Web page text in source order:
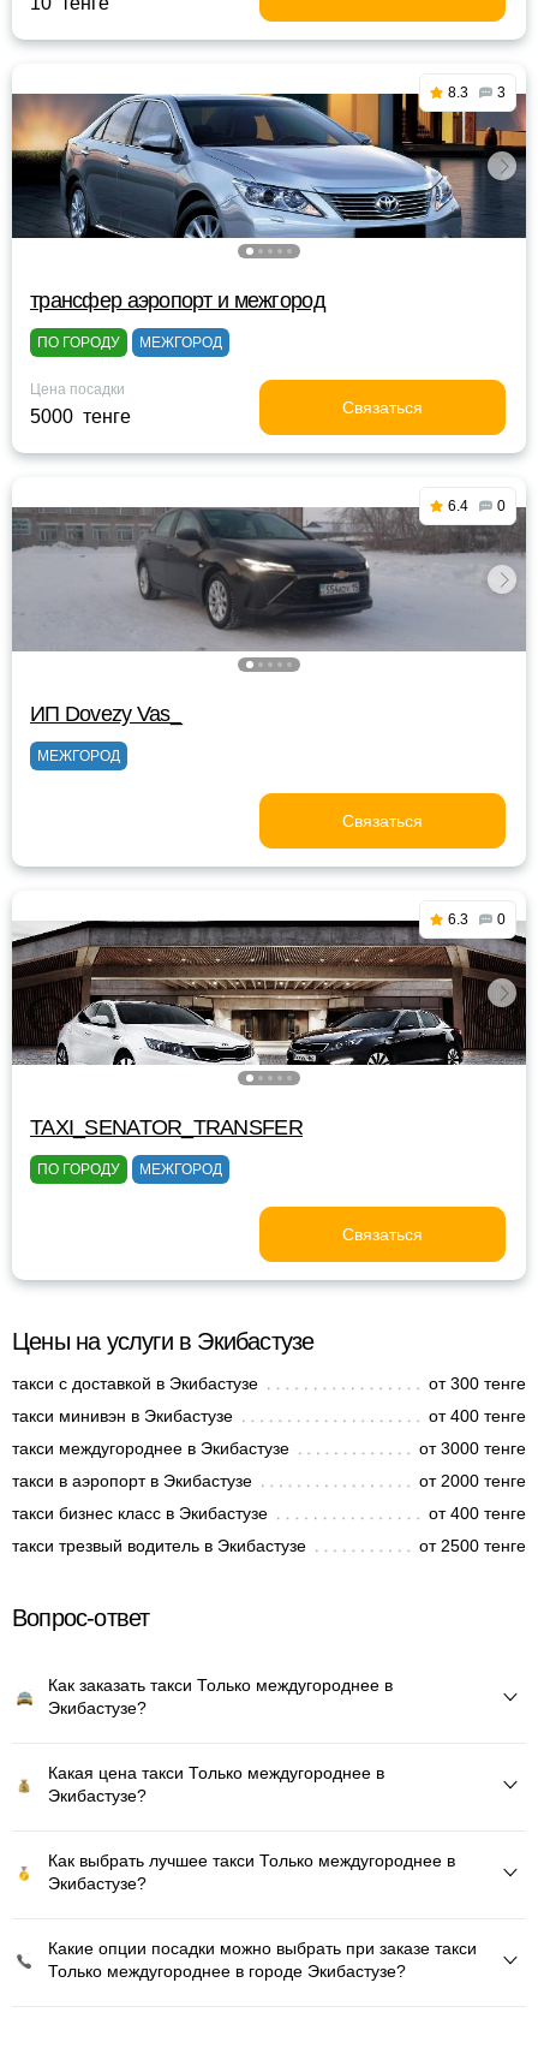
8.3 3
трансфер аэропорт и межгород
ПО ГОРОДУ МЕЖГОРОД
Цена посадки
5000 тенге Связаться
6.4 0
ИП Dovezy Vas_
МЕЖГОРОД
Связаться
6.3 0
TAXI_SENATOR_TRANSFER
ПО ГОРОДУ МЕЖГОРОД
Связаться
Цены на услуги в Экибастузе
такси с доставкой в Экибастузе
от 300 тенге
такси минивэн в Экибастузе
от 400 тенге
такси междугороднее в Экибастузе
от 3000 тенге
такси в аэропорт в Экибастузе
от 2000 тенге
такси бизнес класс в Экибастузе
от 400 тенге
такси трезвый водитель в Экибастузе
от 2500 тенге
Вопрос-ответ
Как заказать такси Только междугороднее в
Экибастузе?
Какая цена такси Только междугороднее в
Экибастузе?
Как выбрать лучшее такси Только междугороднее в
Экибастузе?
Какие опции посадки можно выбрать при заказе такси
Только междугороднее в городе Экибастузе?